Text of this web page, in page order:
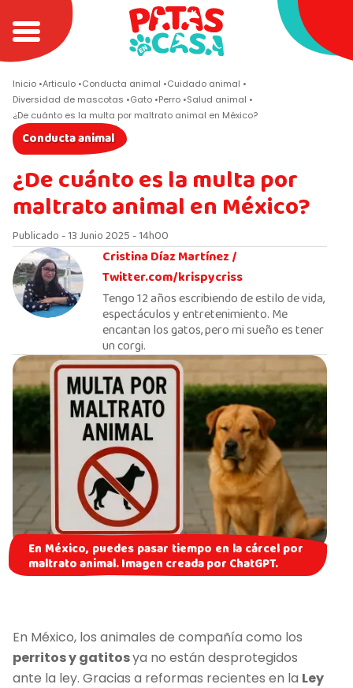
Inicio Articulo Conducta animal
Cuidado animal
Diversidad de mascotas
Gato Perro Salud animal
¿De cuánto es la multa por maltrato animal en México?
Conducta animal
¿De cuánto es la multa por
maltrato animal en México?
Publicado - 13 Junio 2025 - 14h00
Cristina Díaz Martínez /
Twitter.com/krispycriss
Tengo 12 años escribiendo de estilo de vida,
espectáculos y entretenimiento. Me
encantan los gatos, pero mi sueño es tener
un corgi.
En México, puedes pasar tiempo en la cárcel por
maltrato animal. Imagen creada por ChatGPT.
En México, los animales de compañía como los
perritos y gatitosya no están desprotegidos
ante la ley. Gracias a reformas recientes en la Ley